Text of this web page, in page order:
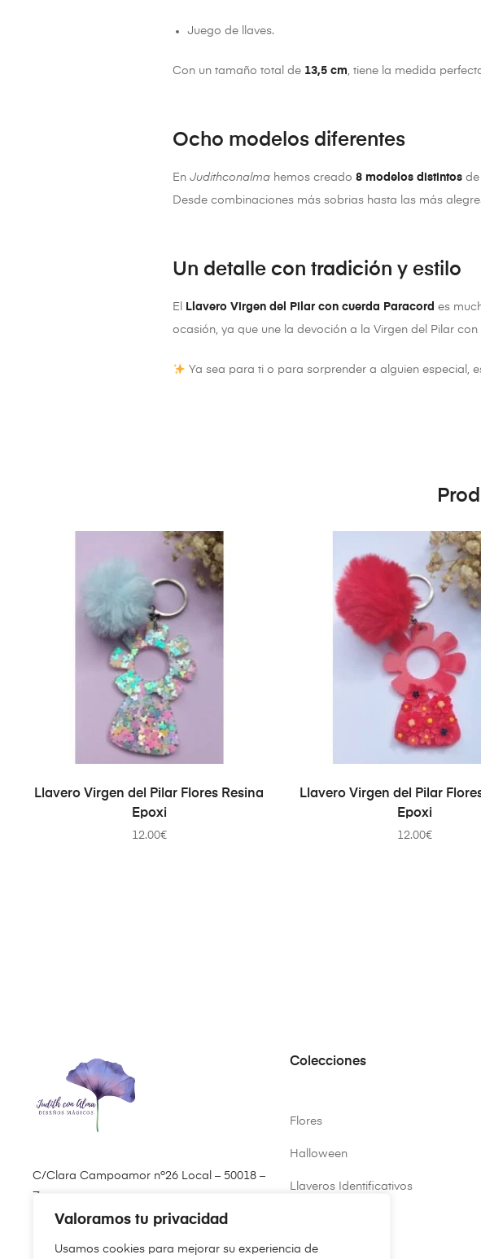
Valoramos tu privacidad
Usamos cookies para mejorar su experiencia de
Juego de llaves.
Con un tamaño total de 13,5 cm, tiene la medida
Ocho modelos diferentes
En Judithconalma hemos creado 8 modelos distintos de
Desde combinaciones más sobrias hasta las más
Un detalle con tradición y estilo
El Llavero Virgen del Pilar con cuerda Paracord es
ocasión, ya que une la devoción a la Virgen del Pilar
Ya sea para ti o para sorprender a alguien especial,
AÑADIR AL CARRITO
Llavero Virgen del Pilar Flores Resina
Epoxi
12.00€
AÑADIR AL CARRITO
Llavero Virgen del Pilar
Epoxi
12.00€
C/Clara Campoamor nº26 Local – 50018 –
Zaragoza
Colecciones
Flores
Halloween
Llaveros Identificativos
Virgen del Pilar